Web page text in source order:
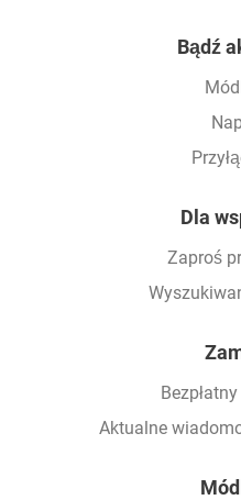
Bądź
Dla
Zaproś
Aktualne